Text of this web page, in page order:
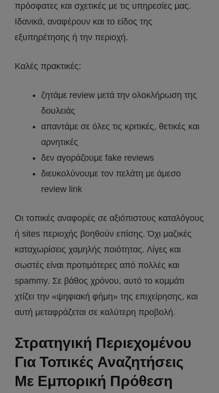
πρόσφατες και σχετικές με τις υπηρεσίες μας.
Ιδανικά, αναφέρουν και το είδος της
εξυπηρέτησης ή την περιοχή.
Καλές πρακτικές:
ζητάμε review μετά την ολοκλήρωση της
δουλειάς
απαντάμε σε όλες τις κριτικές, θετικές και
αρνητικές
δεν αγοράζουμε fake reviews
διευκολύνουμε τον πελάτη με άμεσο
review link
Οι τοπικές αναφορές σε αξιόπιστους καταλόγους
ή sites περιοχής βοηθούν επίσης. Όχι μαζικές
καταχωρίσεις χαμηλής ποιότητας. Λίγες και
σωστές είναι προτιμότερες από πολλές και
spammy. Σε βάθος χρόνου, αυτό το κομμάτι
χτίζει την «ψηφιακή φήμη» της επιχείρησης, και
αυτή μεταφράζεται σε καλύτερη προβολή.
Στρατηγική Περιεχομένου
Για Τοπικές Αναζητήσεις
Με Εμπορική Πρόθεση